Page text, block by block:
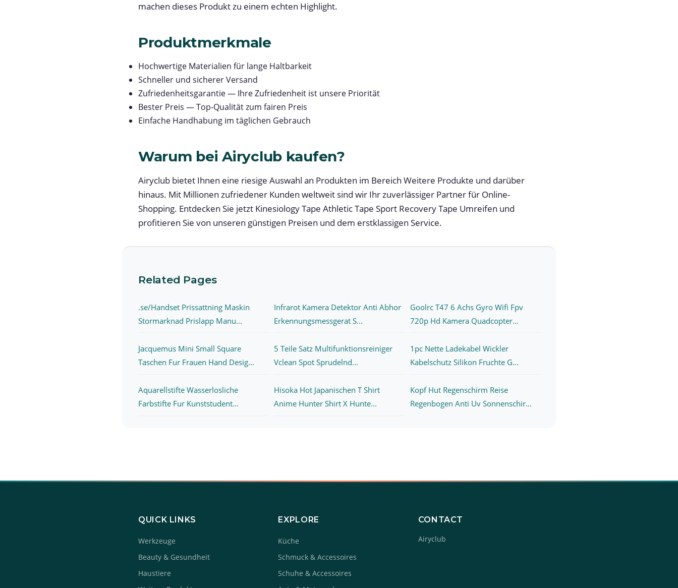
machen dieses Produkt zu einem echten Highlight.
Produktmerkmale
Hochwertige Materialien für lange Haltbarkeit
Schneller und sicherer Versand
Zufriedenheitsgarantie — Ihre Zufriedenheit ist unsere Priorität
Bester Preis — Top-Qualität zum fairen Preis
Einfache Handhabung im täglichen Gebrauch
Warum bei Airyclub kaufen?
Airyclub bietet Ihnen eine riesige Auswahl an Produkten im Bereich Weitere Produkte und darüber
hinaus. Mit Millionen zufriedener Kunden weltweit sind wir Ihr zuverlässiger Partner für Online-
Shopping. Entdecken Sie jetzt Kinesiology Tape Athletic Tape Sport Recovery Tape Umreifen und
profitieren Sie von unseren günstigen Preisen und dem erstklassigen Service.
Related Pages
.se/Handset Prissattning Maskin
Stormarknad Prislapp Manu...
Infrarot Kamera Detektor Anti Abhor
Erkennungsmessgerat S...
Goolrc T47 6 Achs Gyro Wifi Fpv
720p Hd Kamera Quadcopter...
Jacquemus Mini Small Square
Taschen Fur Frauen Hand Desig...
5 Teile Satz Multifunktionsreiniger
Vclean Spot Sprudelnd...
1pc Nette Ladekabel Wickler
Kabelschutz Silikon Fruchte G...
Aquarellstifte Wasserlosliche
Farbstifte Fur Kunststudent...
Hisoka Hot Japanischen T Shirt
Anime Hunter Shirt X Hunte...
Kopf Hut Regenschirm Reise
Regenbogen Anti Uv Sonnenschir...
QUICK LINKS
Werkzeuge
Beauty & Gesundheit
Haustiere
EXPLORE
Küche
Schmuck & Accessoires
Schuhe & Accessoires
CONTACT
Airyclub